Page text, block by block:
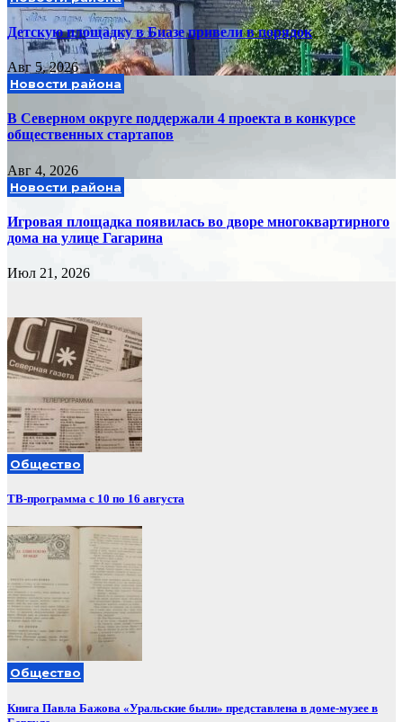
Детскую площадку в Биазе привели в порядок
Авг 5, 2026
Новости района
В Северном округе поддержали 4 проекта в конкурсе
общественных стартапов
Авг 4, 2026
Новости района
Игровая площадка появилась во дворе многоквартирного
дома на улице Гагарина
Июл 21, 2026
Общество
ТВ-программа с 10 по 16 августа
Общество
Книга Павла Бажова «Уральские были» представлена в доме-музее в